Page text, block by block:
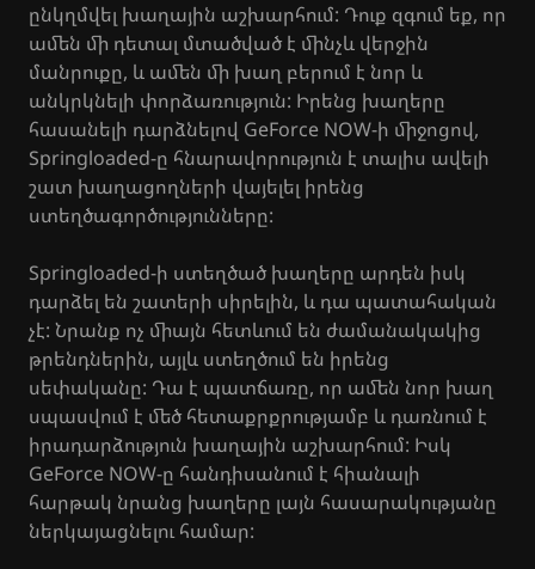
ընկղմվել խաղային աշխարհում: Դուք զգում եք, որ
ամեն մի դետալ մտածված է մինչև վերջին
մանրուքը, և ամեն մի խաղ բերում է նոր և
անկրկնելի փորձառություն: Իրենց խաղերը
հասանելի դարձնելով GeForce NOW-ի միջոցով,
Springloaded-ը հնարավորություն է տալիս ավելի
շատ խաղացողների վայելել իրենց
ստեղծագործությունները:
Springloaded-ի ստեղծած խաղերը արդեն իսկ
դարձել են շատերի սիրելին, և դա պատահական
չէ: Նրանք ոչ միայն հետևում են ժամանակակից
թրենդներին, այլև ստեղծում են իրենց
սեփականը: Դա է պատճառը, որ ամեն նոր խաղ
սպասվում է մեծ հետաքրքրությամբ և դառնում է
իրադարձություն խաղային աշխարհում: Իսկ
GeForce NOW-ը հանդիսանում է հիանալի
հարթակ նրանց խաղերը լայն հասարակությանը
ներկայացնելու համար: